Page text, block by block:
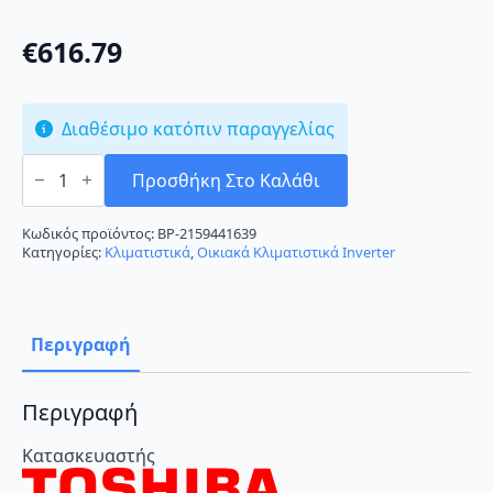
€616.79
Διαθέσιμο κατόπιν παραγγελίας
Toshiba
RAS-
E/RAS-
13B2AVG-
E
ποσότητα
Προσθήκη Στο Καλάθι
Κωδικός προϊόντος: BP-2159441639
Κατηγορίες: Κλιματιστικά,Οικιακά Κλιματιστικά Inverter
Περιγραφή
Περιγραφή
Κατασκευαστής